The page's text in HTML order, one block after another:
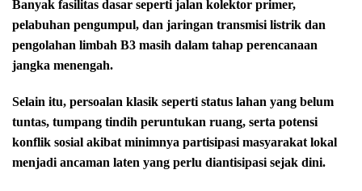
Banyak fasilitas dasar seperti jalan kolektor primer,
pelabuhan pengumpul, dan jaringan transmisi listrik dan
pengolahan limbah B3 masih dalam tahap perencanaan
jangka menengah.
Selain itu, persoalan klasik seperti status lahan yang belum
tuntas, tumpang tindih peruntukan ruang, serta potensi
konflik sosial akibat minimnya partisipasi masyarakat lokal
menjadi ancaman laten yang perlu diantisipasi sejak dini.